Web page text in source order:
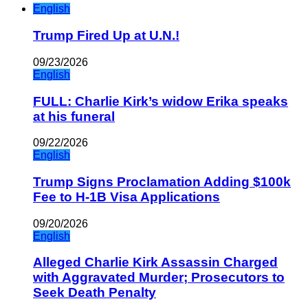
English
Trump Fired Up at U.N.!
09/23/2026
English
FULL: Charlie Kirk’s widow Erika speaks
at his funeral
09/22/2026
English
Trump Signs Proclamation Adding $100k
Fee to H-1B Visa Applications
09/20/2026
English
Alleged Charlie Kirk Assassin Charged
with Aggravated Murder; Prosecutors to
Seek Death Penalty